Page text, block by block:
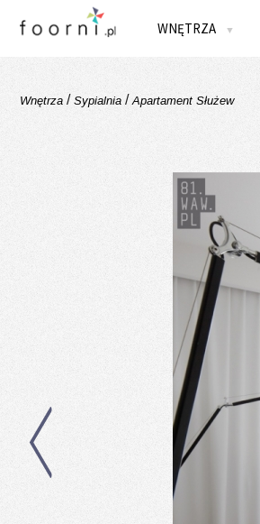
WNĘTRZA ▼
Wnętrza / Sypialnia / Apartament Służew